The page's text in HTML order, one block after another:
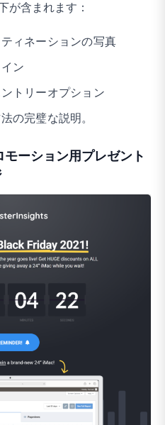
が含まれます：
ィネーションの写真
ン
トリーオプション
の完璧な説明。
ーション用プレゼント